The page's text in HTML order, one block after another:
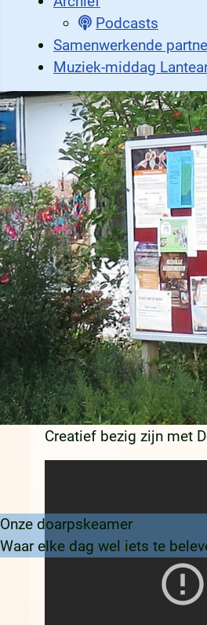
Podcasts
Samenwerkende
Muziek-middag
Onze doarpskeamer
Waar elke dag wel iets te
Diverse
Knap Knipwerk in
Creatief bezig zijn met